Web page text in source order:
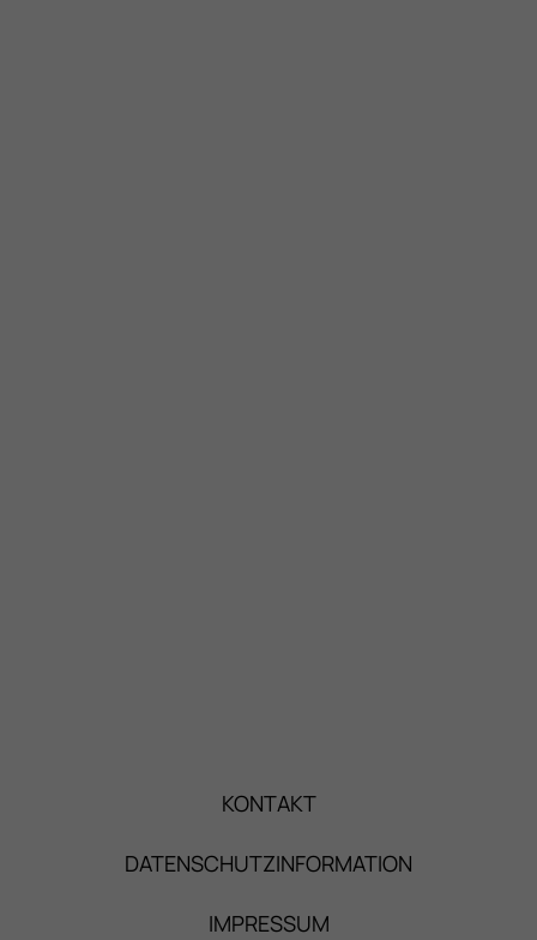
KONTAKT
DATENSCHUTZINFORMATION
IMPRESSUM